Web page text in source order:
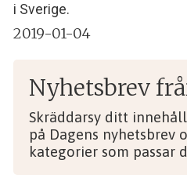
i Sverige.
2019-01-04
Nyhetsbrev
Skräddarsy ditt
på Dagens nyhetsbrev
kategorier som passar